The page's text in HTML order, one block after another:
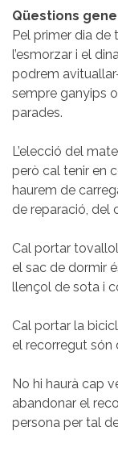
Qüestions
Pel primer dia de
l’esmorzar i el
podrem
sempre ganyips
parades.
L’elecció del
però cal tenir en
haurem de
de reparació, del
Cal portar
el sac de dormir
llençol de sota i
Cal portar la
el recorregut són
No hi haurà cap
abandonar el
persona per tal